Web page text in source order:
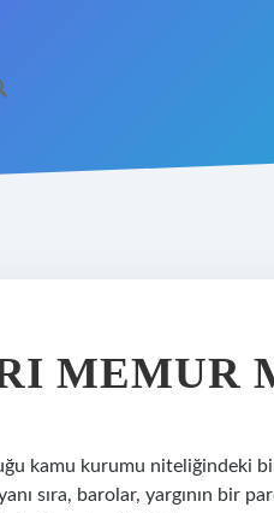
MEMUR
kamu kurumu niteliğindeki
sıra, barolar, yargının bir